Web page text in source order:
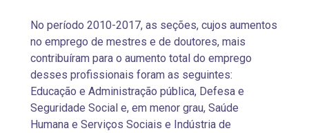
No período 2010-2017, as seções, cujos aumentos
no emprego de mestres e de doutores, mais
contribuíram para o aumento total do emprego
desses profissionais foram as seguintes:
Educação e Administração pública, Defesa e
Seguridade Social e, em menor grau, Saúde
Humana e Serviços Sociais e Indústria de